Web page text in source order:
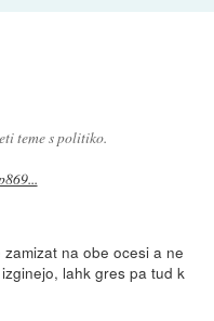
teme s politiko.
na obe ocesi a ne
lahk gres pa tud k